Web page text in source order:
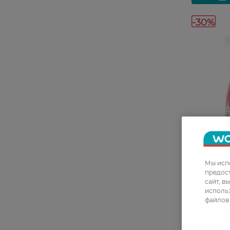
-30%
27 07 - 23
Лак для
Story 6 мл
Мы
сайт,
файлов